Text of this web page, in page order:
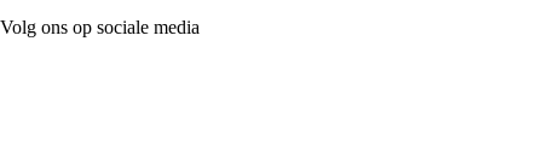
Volg ons op sociale media